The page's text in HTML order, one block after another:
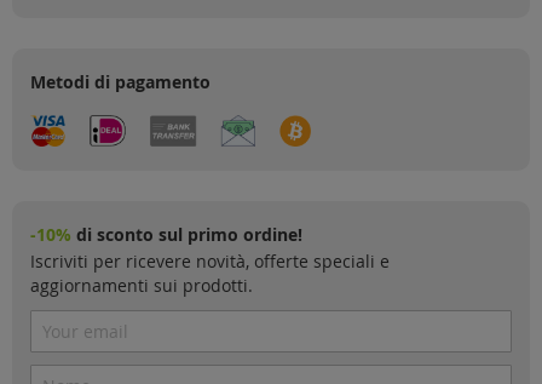
Metodi di pagamento
-10% di sconto sul primo ordine!
Iscriviti per ricevere novità, offerte speciali e
aggiornamenti sui prodotti.